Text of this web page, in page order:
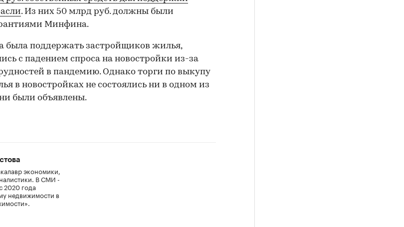
. Из них 50 млрд руб. должны были
Минфина.
была поддержать застройщиков жилья,
с падением спроса на новостройки из-за
в пандемию. Однако торги по выкупу
в новостройках не состоялись ни в одном из
были объявлены.
экономики,
В СМИ -
2020 года
недвижимости в